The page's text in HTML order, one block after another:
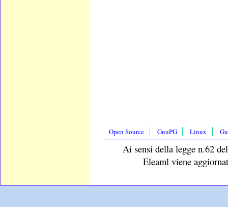
Open Source GnuPG Linux
Ai sensi della legge n.62
Eleaml viene